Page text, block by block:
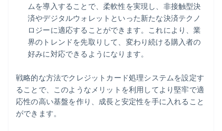
ムを導入することで、柔軟性を実現し、非接触型決
済やデジタルウォレットといった新たな決済テクノ
ロジーに適応することができます。これにより、業
界のトレンドを先取りして、変わり続ける購入者の
好みに対応できるようになります。
戦略的な方法でクレジットカード処理システムを設定す
ることで、このようなメリットを利用してより堅牢で適
応性の高い基盤を作り、成長と安定性を手に入れること
ができます。